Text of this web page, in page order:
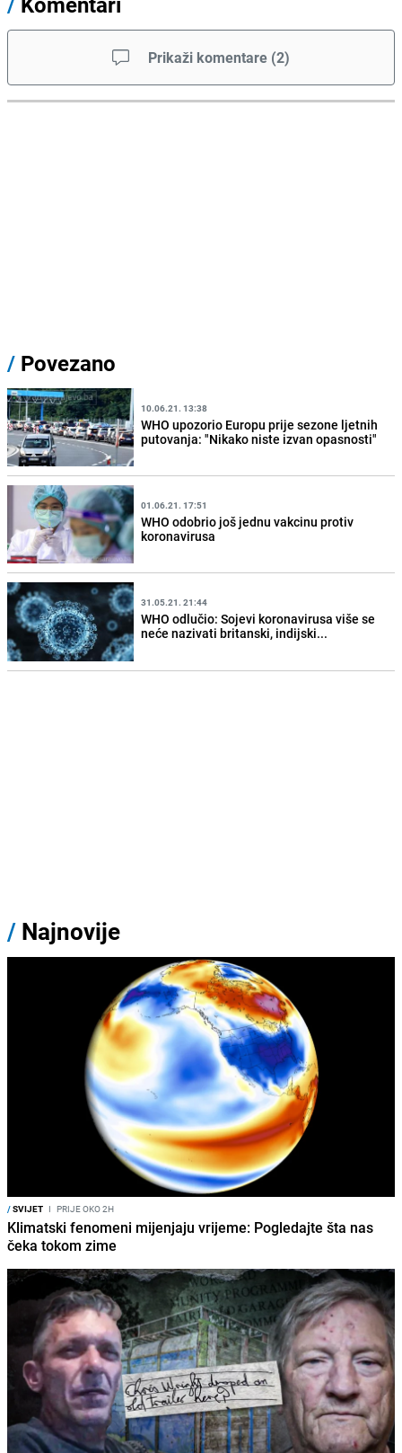
Prikaži komentare (2)
/ Povezano
10.06.21. 13:38
WHO upozorio Europu prije sezone ljetnih
putovanja: "Nikako niste izvan opasnosti"
01.06.21. 17:51
WHO odobrio još jednu vakcinu protiv
koronavirusa
31.05.21. 21:44
WHO odlučio: Sojevi koronavirusa više se
neće nazivati britanski, indijski...
/ Najnovije
/SVIJET I PRIJE OKO 2H
Klimatski fenomeni mijenjaju vrijeme: Pogledajte šta nas
čeka tokom zime